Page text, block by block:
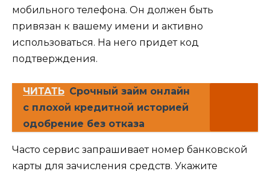
мобильного телефона. Он должен быть
привязан к вашему имени и активно
использоваться. На него придет код
подтверждения.
ЧИТАТЬ Срочный займ онлайн
с плохой кредитной историей
одобрение без отказа
Часто сервис запрашивает номер банковской
карты для зачисления средств. Укажите